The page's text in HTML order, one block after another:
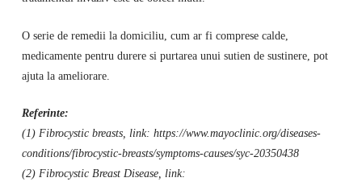
O serie de remedii la domiciliu, cum ar fi comprese calde,
medicamente pentru durere si purtarea unui sutien de sustinere, pot
ajuta la ameliorare.
Referinte:
(1) Fibrocystic breasts, link: https://www.mayoclinic.org/diseases-
conditions/fibrocystic-breasts/symptoms-causes/syc-20350438
(2) Fibrocystic Breast Disease, link: